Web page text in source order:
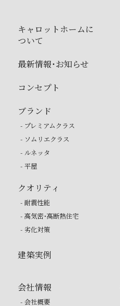
キャロットホームに
ついて
最新情報・お知らせ
コンセプト
ブランド
- プレミアムクラス
- ソムリエクラス
- ルネッタ
- 平屋
クオリティ
- 耐震性能
- 高気密・高断熱住宅
- 劣化対策
建築実例
会社情報
- 会社概要